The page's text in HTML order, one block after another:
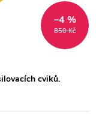
850 Kč
–4 %
cviků.